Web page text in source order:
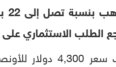
الطلب الاستثماري